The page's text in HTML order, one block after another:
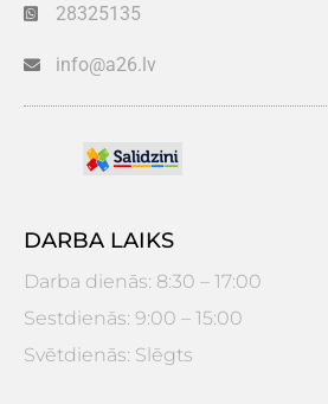
28325135
info@a26.lv
DARBA LAIKS
Darba dienās: 8:30 – 17:00
Sestdienās: 9:00 – 15:00
Svētdienās: Slēgts